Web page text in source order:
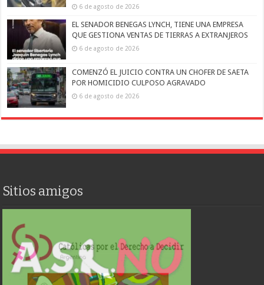
6 de agosto de 2026
EL SENADOR BENEGAS LYNCH, TIENE UNA EMPRESA
QUE GESTIONA VENTAS DE TIERRAS A EXTRANJEROS
6 de agosto de 2026
COMENZÓ EL JUICIO CONTRA UN CHOFER DE SAETA
POR HOMICIDIO CULPOSO AGRAVADO
6 de agosto de 2026
Sitios amigos